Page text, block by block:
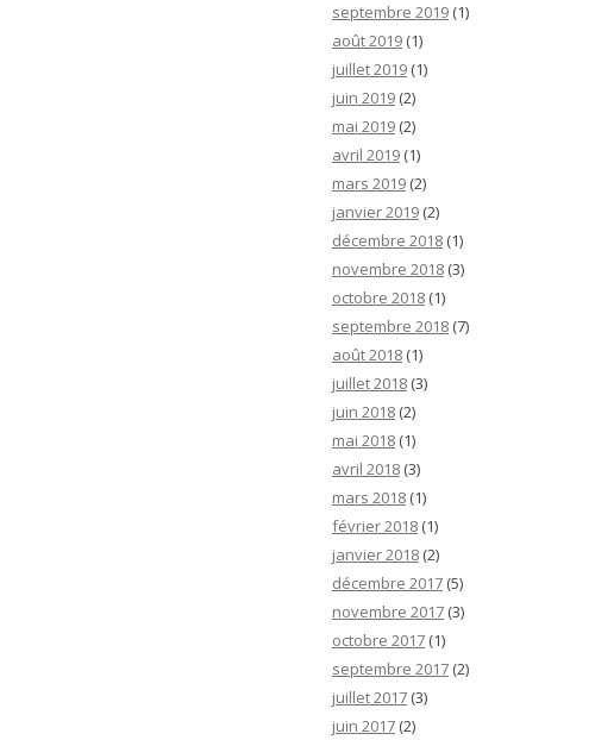
septembre 2019 (1)
août 2019 (1)
juillet 2019 (1)
juin 2019 (2)
mai 2019 (2)
avril 2019 (1)
mars 2019 (2)
janvier 2019 (2)
décembre 2018 (1)
novembre 2018 (3)
octobre 2018 (1)
septembre 2018 (7)
août 2018 (1)
juillet 2018 (3)
juin 2018 (2)
mai 2018 (1)
avril 2018 (3)
mars 2018 (1)
février 2018 (1)
janvier 2018 (2)
décembre 2017 (5)
novembre 2017 (3)
octobre 2017 (1)
septembre 2017 (2)
juillet 2017 (3)
juin 2017 (2)